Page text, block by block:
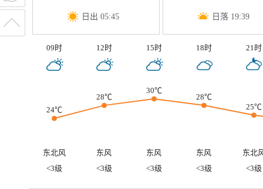
日出 05:45 日落 19:39
09时 12时 15时 18时 21时
24℃
28℃
30℃
28℃
25℃
东北风 东风 东风 东风
东北
<3级
<3级 <3级 <3级 <3级